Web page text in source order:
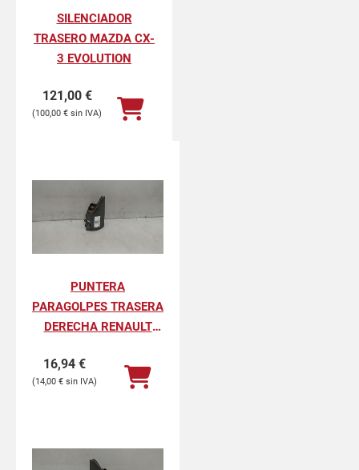
SILENCIADOR
TRASERO MAZDA CX-
3 EVOLUTION
121,00 €
100,00 €
PUNTERA
PARAGOLPES TRASERA
DERECHA RENAULT
PROFESIONAL
16,94 €
14,00 €